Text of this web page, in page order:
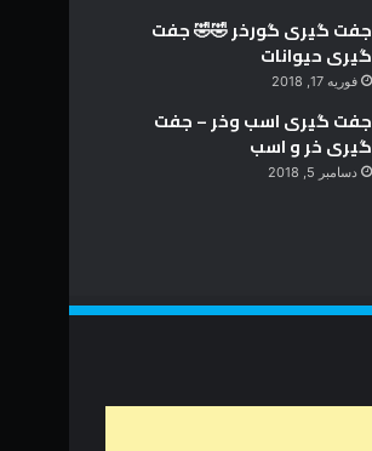
جفت گیری گورخر 🤣🤣 جفت
گیری حیوانات
فوریه 17, 2018
جفت گیری اسب وخر – جفت
گیری خر و اسب
دسامبر 5, 2018